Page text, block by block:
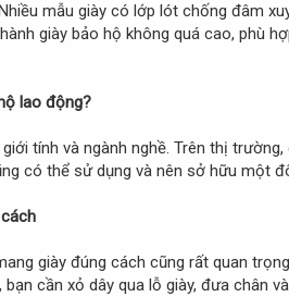
mẫu giày có lớp lót chống đâm
giày bảo hộ không quá cao, phù
lao động?
tính và ngành nghề. Trên thị
có thể sử dụng và nên sở hữu một
giày đúng cách cũng rất quan
cần xỏ dây qua lỗ giày, đưa chân